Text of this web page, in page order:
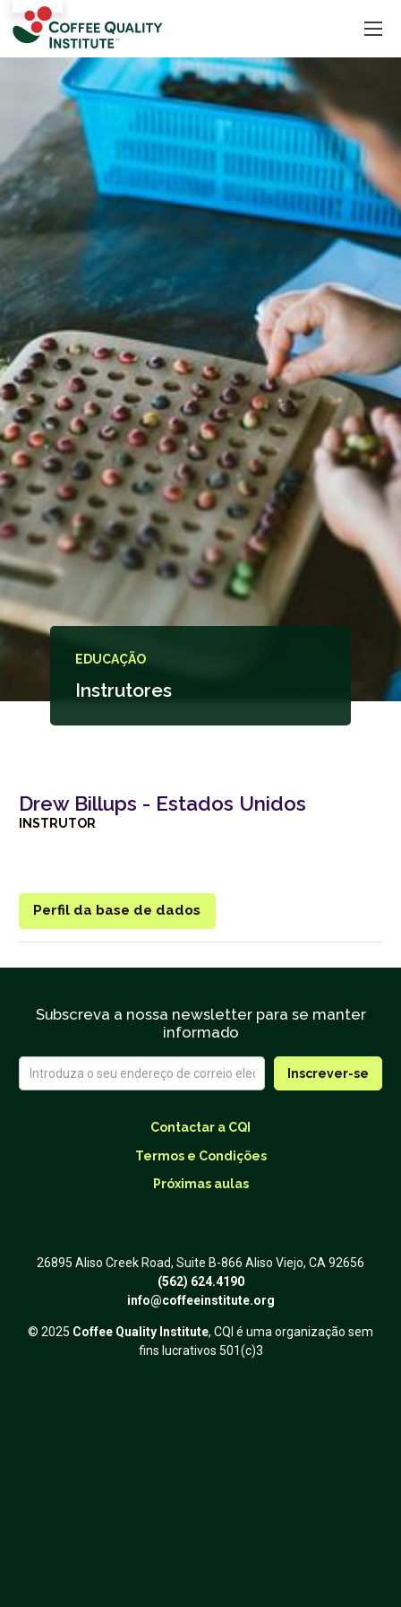
EDUCAÇÃO
Instrutores
Drew Billups - Estados Unidos
INSTRUTOR
Perfil da base de dados
Subscreva a nossa newsletter para se manter
informado
Contactar a CQI
Termos e Condições
Próximas aulas
26895 Aliso Creek Road, Suite B-866 Aliso Viejo, CA 92656
(562) 624.4190
info@coffeeinstitute.org
© 2025 Coffee Quality Institute, CQI é uma organização sem
fins lucrativos 501(c)3